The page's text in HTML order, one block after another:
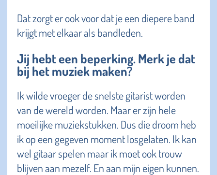
Dat zorgt er ook voor dat je een diepere band
krijgt met elkaar als bandleden.
Jij hebt een beperking. Merk je dat
bij het muziek maken?
Ik wilde vroeger de snelste gitarist worden
van de wereld worden. Maar er zijn hele
moeilijke muziekstukken. Dus die droom heb
ik op een gegeven moment losgelaten. Ik kan
wel gitaar spelen maar ik moet ook trouw
blijven aan mezelf. En aan mijn eigen kunnen.